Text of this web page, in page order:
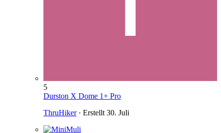
5
Durston X Dome 1+ Pro
ThruHiker· Erstellt 30. Juli